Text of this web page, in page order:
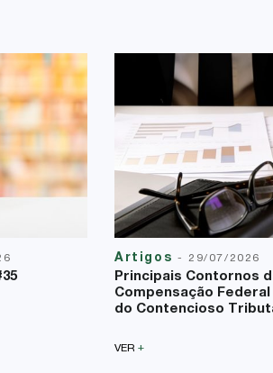
Artigos - 29/07/2026
Principais Contornos
Compensação
do Contencioso
VER +